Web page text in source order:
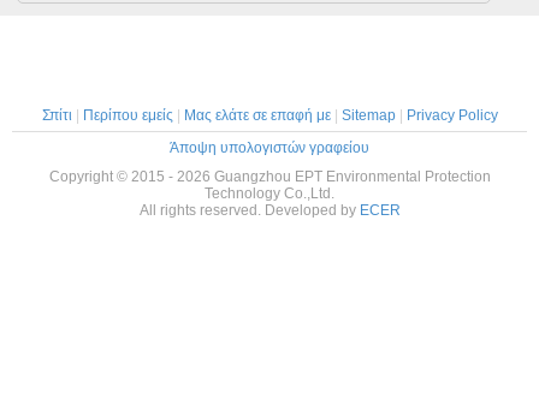
Σπίτι Περίπου εμείς Μας ελάτε σε επαφή με| Sitemap|
Privacy Policy
Άποψη υπολογιστών γραφείου
Copyright © 2015 - 2026 Guangzhou EPT Environmental Protection
Technology Co.,Ltd.
All rights reserved. Developed by ECER